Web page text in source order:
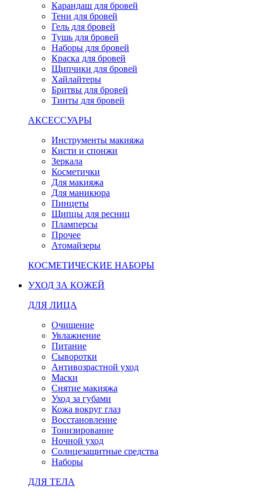
Карандаш для бровей
Тени для бровей
Гель для бровей
Тушь для бровей
Наборы для бровей
Краска для бровей
Щипчики для бровей
Хайлайтеры
Бритвы для бровей
Тинты для бровей
АКСЕССУАРЫ
Инструменты макияжа
Кисти и спонжи
Зеркала
Косметички
Для макияжа
Для маникюра
Пинцеты
Щипцы для ресниц
Пламперсы
Прочее
Атомайзеры
КОСМЕТИЧЕСКИЕ НАБОРЫ
УХОД ЗА КОЖЕЙ
ДЛЯ ЛИЦА
Очищение
Увлажнение
Питание
Сыворотки
Антивозрастной уход
Маски
Снятие макияжа
Уход за губами
Кожа вокруг глаз
Восстановление
Тонизирование
Ночной уход
Солнцезащитные средства
Наборы
ДЛЯ ТЕЛА